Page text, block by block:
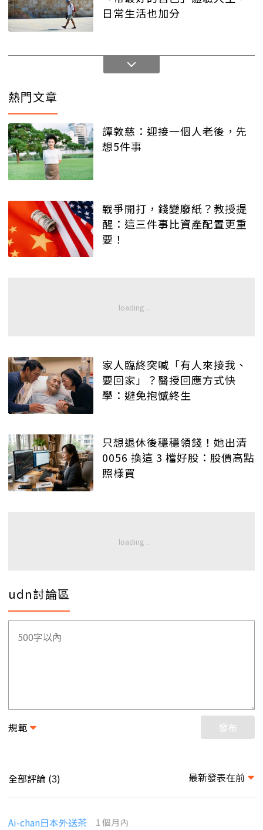
日常生活也加分
熱門文章
譚敦慈：迎接一個人老後，先
想5件事
戰爭開打，錢變廢紙？教授提
醒：這三件事比資產配置更重
要！
家人臨終突喊「有人來接我、
要回家」？醫授回應方式快
學：避免抱憾終生
只想退休後穩穩領錢！她出清
0056 換這 3 檔好股：股價高點
照樣買
udn討論區
規範 發布
全部評論 (3) 最新發表在前
Ai-chan日本外送茶 1 個月內